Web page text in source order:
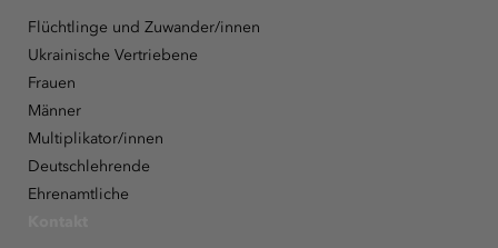
Flüchtlinge und Zuwander/innen
Ukrainische Vertriebene
Frauen
Männer
Multiplikator/innen
Deutschlehrende
Ehrenamtliche